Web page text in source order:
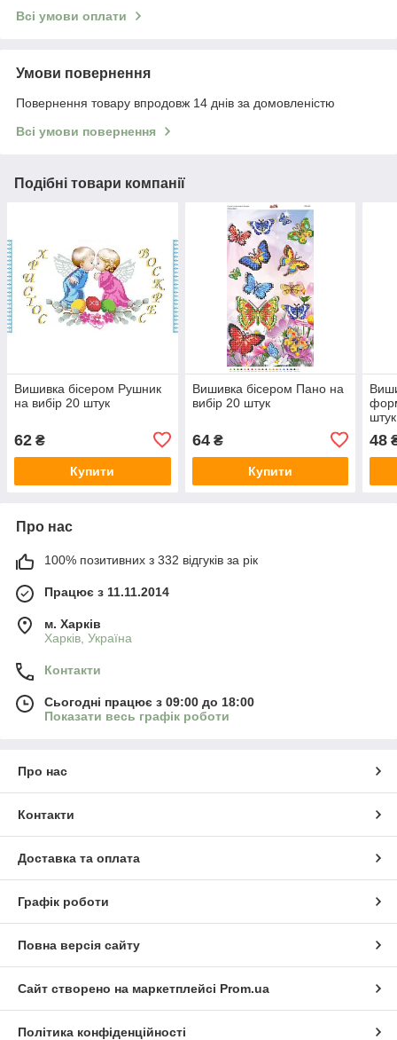
Всі умови оплати
Умови повернення
Повернення товару впродовж 14 днів за домовленістю
Всі умови повернення
Подібні товари компанії
Вишивка бісером Рушник
на вибір 20 штук
62 ₴
Купити
Вишивка бісером Пано на
вибір 20 штук
64₴
Купити
штук
48
Про нас
100% позитивних з 332 відгуків за рік
Працює з 11.11.2014
м. Харків
Харків, Україна
Контакти
Сьогодні працює з 09:00 до 18:00
Показати весь графік роботи
Про нас
Контакти
Доставка та оплата
Графік роботи
Повна версія сайту
Сайт створено на маркетплейсі Prom.ua
Політика конфіденційності